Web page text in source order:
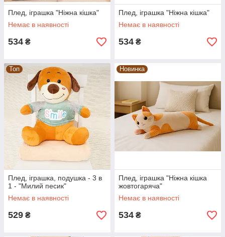
Плед, іграшка "Ніжна кішка"
Немає в наявності
534 ₴
Плед, іграшка "Ніжна кішка"
Немає в наявності
534 ₴
Топ
Плед, іграшка, подушка - 3 в
1 - "Милий песик"
Немає в наявності
529 ₴
Новинка
Плед, іграшка "Ніжна кішка
жовтогаряча"
Немає в наявності
534 ₴